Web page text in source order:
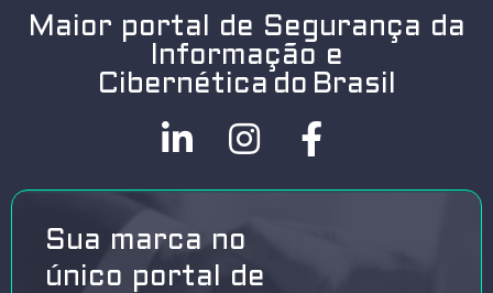
Maior portal de Segurança da
Informação e
Cibernética do Brasil
Sua marca no
único portal de